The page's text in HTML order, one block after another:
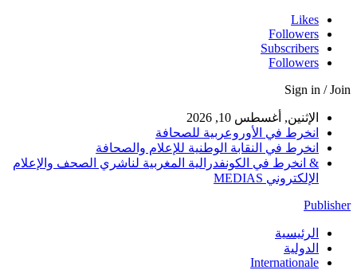
Likes
Followers
Subscribers
Followers
Sign in / Join
الإثنين, أغسطس 10, 2026
انخرط في الأوروعربية للصحافة
انخرط في النقابة الوطنية للإعلام والصحافة
& انخرط في الكونفدرالية المغربية لناشري الصحف والإعلام
الإلكتروني MEDIAS
Publisher
الرئيسية
الدولية
Internationale